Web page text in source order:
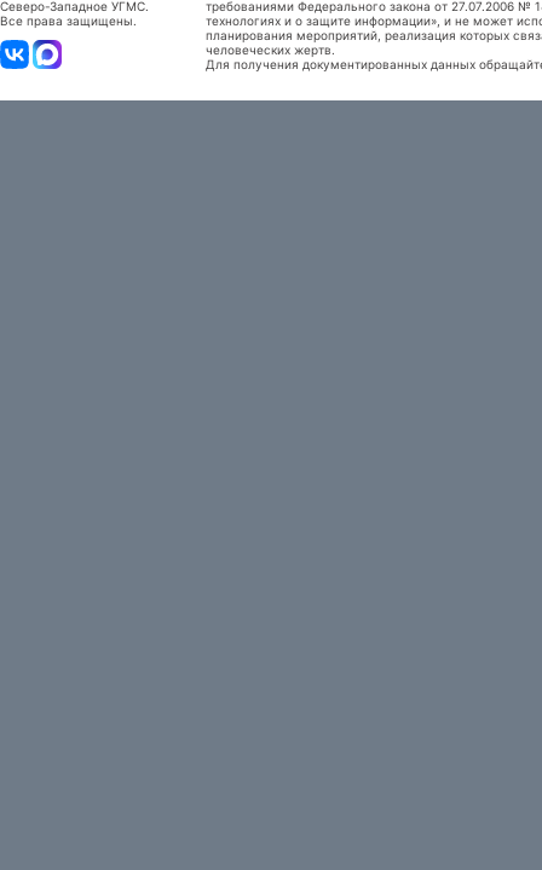
Северо-Западное УГМС.
Все права защищены.
требованиями Федерального закона от 27.07.2006
технологиях и о защите информации», и не может
планирования мероприятий, реализация которых
человеческих жертв.
Для получения документированных данных